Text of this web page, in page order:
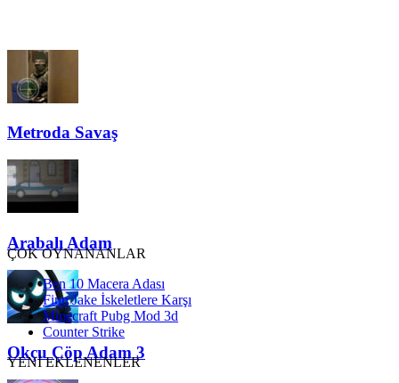
Metroda Savaş
Arabalı Adam
Okçu Çöp Adam 3
ÇOK OYNANANLAR
Ben 10 Macera Adası
Finn Jake İskeletlere Karşı
Minecraft Pubg Mod 3d
Counter Strike
YENİ EKLENENLER